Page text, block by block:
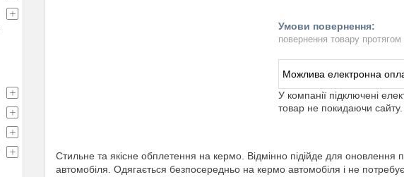
повернення товару протягом
У компанії підключені
товар не покидаючи сайту.
Стильне та якісне обплетення на кермо. Відмінно підійде для оновлення
автомобіля. Одягається безпосередньо на кермо автомобіля і не